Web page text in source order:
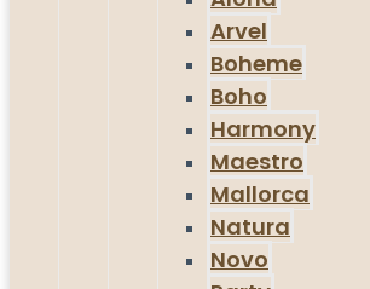
Arvel
Boheme
Boho
Harmony
Maestro
Mallorca
Natura
Novo